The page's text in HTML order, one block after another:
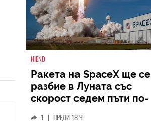
HIEND
Ракета на SpaceX ще се
разбие в Луната със
скорост седем пъти по-
1 | ПРЕДИ 18 Ч.